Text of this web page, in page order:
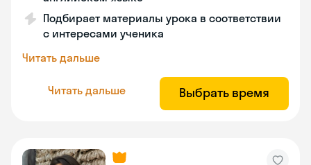
Подбирает материалы урока в соответствии
с интересами ученика
Читать дальше
Читать дальше Выбрать время